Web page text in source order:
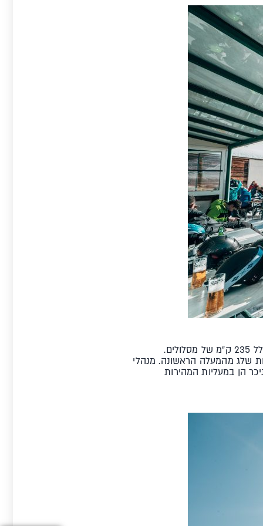
אישגל מרכיבה יחד עם העיירה השוויצית סמנאון (Samnaun) מרחב גלישה בשם Silvretta Arena, שכולל 235 ק"מ של מסלולים.
כיסוי לבן מצוין ואיכות שלג מהמעלה הראשונה. מנהלי
האתר, והדבר ניכר הן במעליות המהירות